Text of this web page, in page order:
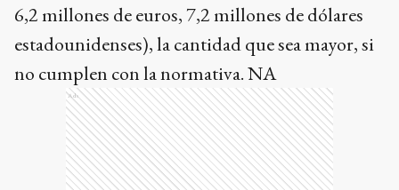
6,2 millones de euros, 7,2 millones de dólares
estadounidenses), la cantidad que sea mayor, si
no cumplen con la normativa. NA
Ads